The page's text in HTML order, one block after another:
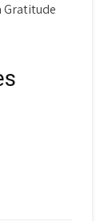
Gratitude